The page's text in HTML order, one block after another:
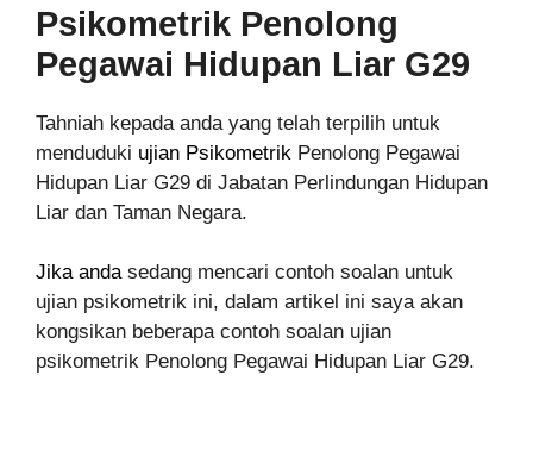
Psikometrik Penolong
Pegawai Hidupan Liar G29
Tahniah kepada anda yang telah terpilih untuk
menduduki ujian Psikometrik Penolong Pegawai
Hidupan Liar G29 di Jabatan Perlindungan Hidupan
Liar dan Taman Negara.
Jika andasedang mencari contoh soalan untuk
ujian psikometrik ini, dalam artikel ini saya akan
kongsikan beberapa contoh soalan ujian
psikometrik Penolong Pegawai Hidupan Liar G29.